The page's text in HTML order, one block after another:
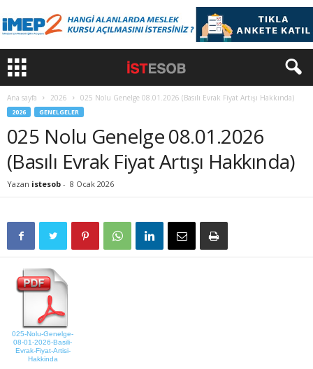
Ana sayfa 2026 025 Nolu Genelge 08.01.2026 (Basılı Evrak Fiyat Artışı Hakkında)
2026 GENELGELER
025 Nolu Genelge 08.01.2026
(Basılı Evrak Fiyat Artışı Hakkında)
Yazan istesob - 8 Ocak 2026
025-Nolu-Genelge-
08-01-2026-Basili-
Evrak-Fiyat-Artisi-
Hakkinda